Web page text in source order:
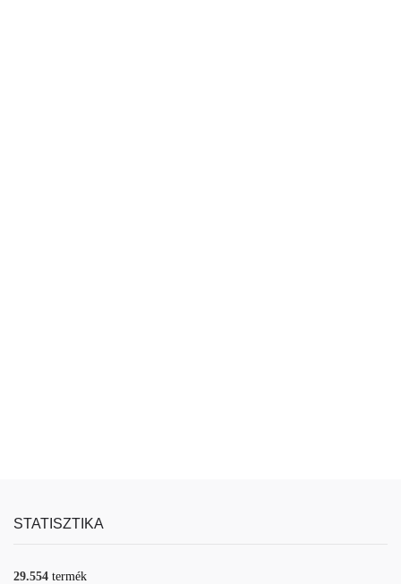
STATISZTIKA
29.554 termék